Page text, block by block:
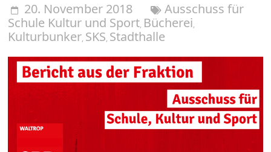
20. November 2018
Ausschuss für
Schule Kultur und Sport, Bücherei,
Kulturbunker, SKS, Stadthalle